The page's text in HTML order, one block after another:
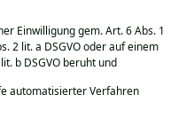
Einwilligung gem. Art. 6 Abs. 1
2 lit. a DSGVO oder auf einem
b DSGVO beruht und
automatisierter Verfahren